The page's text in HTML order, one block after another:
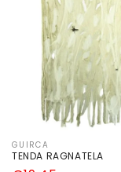
Produttore:
GUIRCA
TENDA RAGNATELA